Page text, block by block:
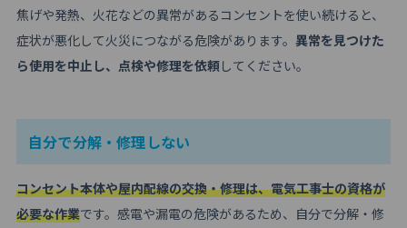
焦げや発熱、火花などの異常があるコンセントを使い続けると、
症状が悪化して火災につながる危険があります。 異常を見つけた
ら使用を中止し、点検や修理を依頼してください。
自分で分解・修理しない
コンセント本体や屋内配線の交換・修理は、電気工事士の資格が
必要な作業です。感電や漏電の危険があるため、自分で分解・修